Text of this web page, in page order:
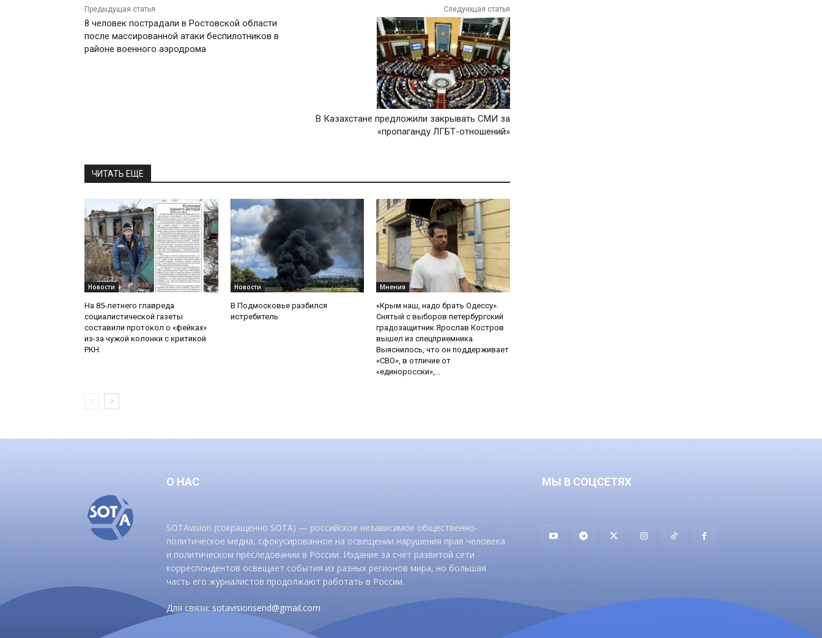
Предыдущая статья
8 человек пострадали в Ростовской области
после массированной атаки беспилотников в
районе военного аэродрома
Следующая статья
В Казахстане предложили закрывать СМИ за
«пропаганду ЛГБТ-отношений»
ЧИТАТЬ ЕЩЕ
Новости
На 85-летнего главреда
социалистической газеты
составили протокол о «фейках»
из-за чужой колонки с критикой
РКН
Новости
В Подмосковье разбился
истребитель
Мнения
«Крым наш, надо брать Одессу».
Снятый с выборов петербургский
градозащитник Ярослав Костров
вышел из спецприемника.
Выяснилось, что он поддерживает
«СВО», в отличие от
«единоросски»,...
О НАС
SOTAvision (сокращенно SOTA) — российское независимое общественно-
политическое медиа, сфокусированное на освещении нарушения прав человека
и политическом преследовании в России. Издание за счет развитой сети
корреспондентов освещает события из разных регионов мира, но большая
часть его журналистов продолжают работать в России.
Для связи:sotavisionsend@gmail.com
МЫ В СОЦСЕТЯХ